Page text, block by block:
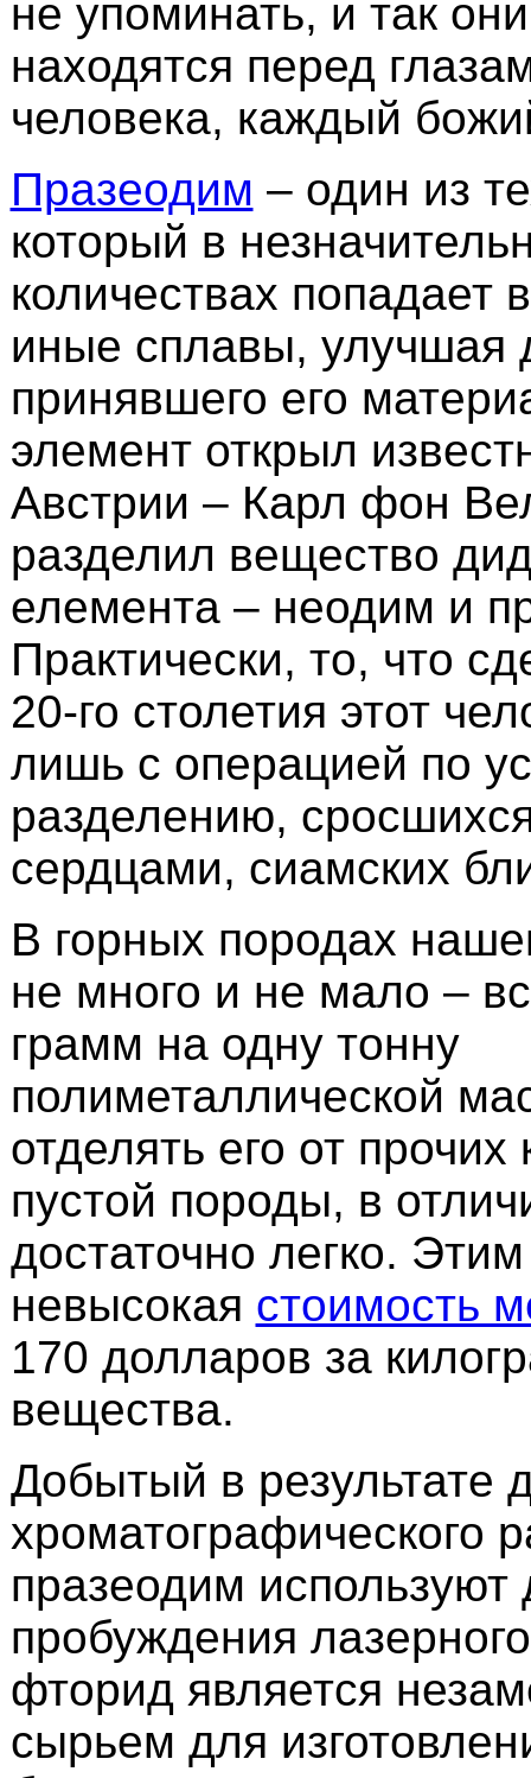
не упоминать, и так
находятся перед
человека, каждый
Празеодим – один из
который в
количествах попадает
иные сплавы, улучшая
принявшего его
элемент открыл
Австрии – Карл фон
разделил вещество
елемента – неодим и
Практически, то, что
20-го столетия этот
лишь с операцией по
разделению,
сердцами, сиамских
В горных породах
не много и не мало –
грамм на одну тонну
полиметаллической
отделять его от
пустой породы, в
достаточно легко.
невысокая стоимость
170 долларов за
вещества.
Добытый в результате
хроматографического
празеодим используют
пробуждения
фторид является
сырьем для